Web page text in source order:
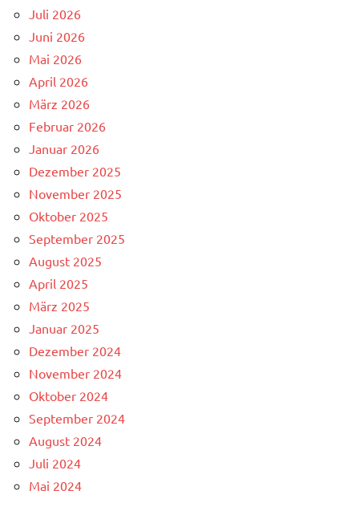
Juli 2026
Juni 2026
Mai 2026
April 2026
März 2026
Februar 2026
Januar 2026
Dezember 2025
November 2025
Oktober 2025
September 2025
August 2025
April 2025
März 2025
Januar 2025
Dezember 2024
November 2024
Oktober 2024
September 2024
August 2024
Juli 2024
Mai 2024